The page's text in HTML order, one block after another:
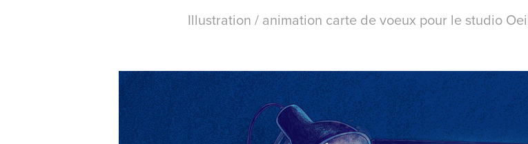
Illustration / animation carte de voeux pour le studio